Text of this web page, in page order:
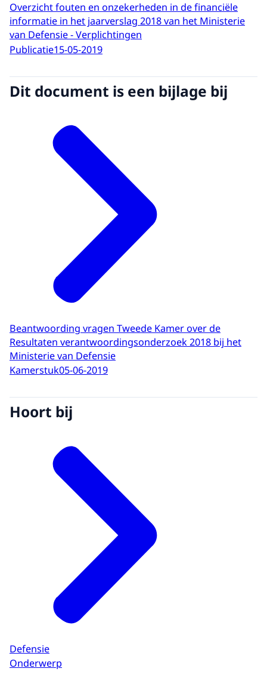
Overzicht fouten en onzekerheden in de financiële
informatie in het jaarverslag 2018 van het Ministerie
van Defensie - Verplichtingen
Publicatie15-05-2019
Dit document is een bijlage bij
Beantwoording vragen Tweede Kamer over de
Resultaten verantwoordingsonderzoek 2018 bij het
Ministerie van Defensie
Kamerstuk05-06-2019
Hoort bij
Defensie
Onderwerp